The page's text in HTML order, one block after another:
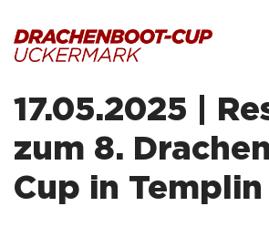
17.05.2025 |
zum 8.
Cup in Templin